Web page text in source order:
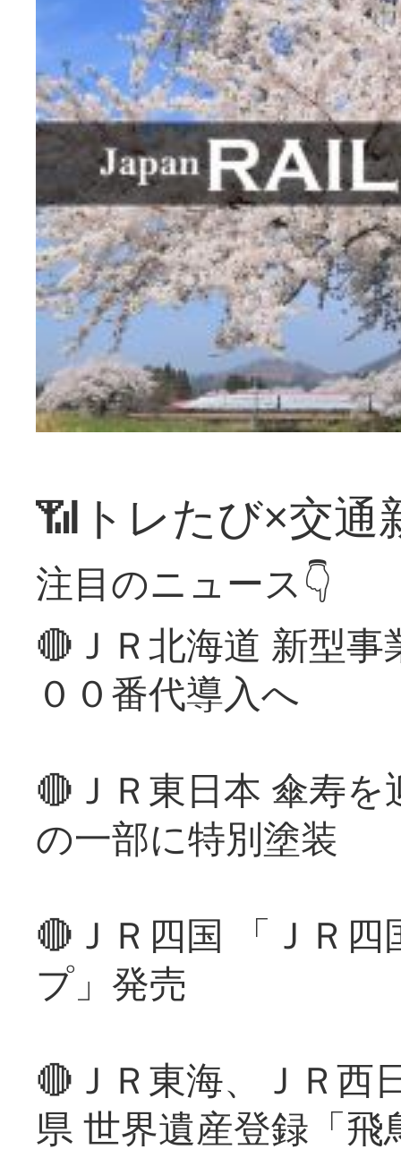
📶トレたび×交通
注目のニュース👇
🔴ＪＲ北海道 新型
００番代導入へ
🔴ＪＲ東日本 傘寿
の一部に特別塗装
🔴ＪＲ四国 「ＪＲ
プ」発売
🔴ＪＲ東海、ＪＲ西
県 世界遺産登録「